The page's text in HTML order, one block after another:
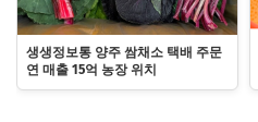
생생정보통 양주 쌈채소 택배 주문
연 매출 15억 농장 위치